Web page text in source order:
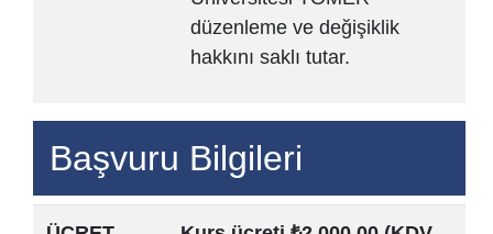
düzenleme ve değişiklik
hakkını saklı tutar.
Başvuru Bilgileri